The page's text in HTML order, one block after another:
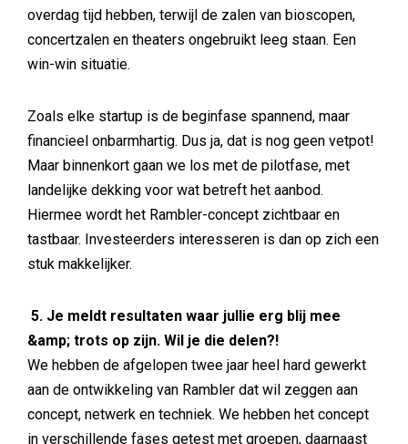
overdag tijd hebben, terwijl de zalen van bioscopen,
concertzalen en theaters ongebruikt leeg staan. Een
win-win situatie.
Zoals elke startup is de beginfase spannend, maar
financieel onbarmhartig. Dus ja, dat is nog geen vetpot!
Maar binnenkort gaan we los met de pilotfase, met
landelijke dekking voor wat betreft het aanbod.
Hiermee wordt het Rambler-concept zichtbaar en
tastbaar. Investeerders interesseren is dan op zich een
stuk makkelijker.
5. Je meldt resultaten waar jullie erg blij mee
&amp; trots op zijn. Wil je die delen?!
We hebben de afgelopen twee jaar heel hard gewerkt
aan de ontwikkeling van Rambler dat wil zeggen aan
concept, netwerk en techniek. We hebben het concept
in verschillende fases getest met groepen, daarnaast